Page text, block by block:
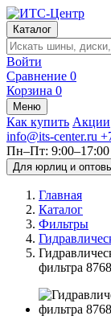
Каталог
Войти
Сравнение 0
Корзина 0
Меню
Как купить Акции
info@its-center.ru
Пн–Пт: 9:00–17:00
Для юрлиц и
Главная
Каталог
Фильтры
фильтра